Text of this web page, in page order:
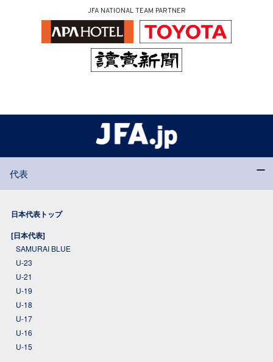
JFA NATIONAL TEAM PARTNER
代表
日本代表トップ
[日本代表]
SAMURAI BLUE
U-23
U-21
U-19
U-18
U-17
U-16
U-15